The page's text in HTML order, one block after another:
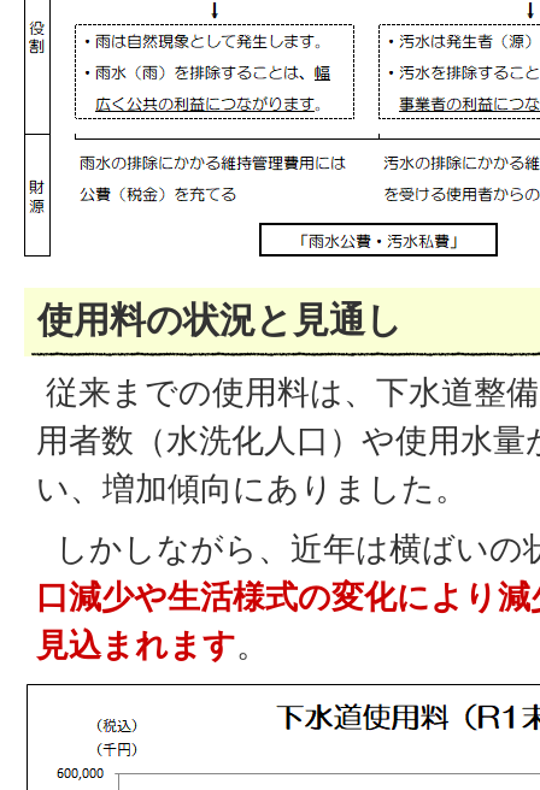
使用料の状況と見通し
従来までの使用料は、下水道整
用者数（水洗化人口）や使用水
い、増加傾向にありました。
しかしながら、近年は横ばいの
口減少や生活様式の変化により
見込まれます。